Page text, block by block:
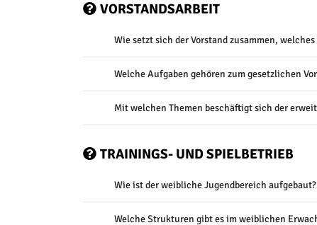
VORSTANDSARBEIT
Wie setzt sich der Vorstand zusammen,
Welche Aufgaben gehören zum gesetzlichen
Mit welchen Themen beschäftigt sich der
TRAININGS- UND SPIELBETRIEB
Wie ist der weibliche Jugendbereich aufgebaut?
Welche Strukturen gibt es im weiblichen